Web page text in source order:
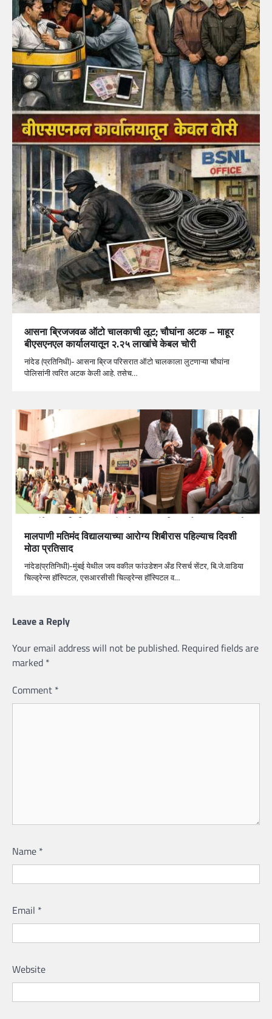
आसना ब्रिजजवळ ऑटो चालकाची लूट; चौघांना अटक – माहूर
बीएसएनएल कार्यालयातून २.२५ लाखांचे केबल चोरी
नांदेड (प्रतिनिधी)- आसना ब्रिज परिसरात ऑटो चालकाला लुटणाऱ्या चौघांना
पोलिसांनी त्वरित अटक केली आहे. तसेच…
मालपाणी मतिमंद विद्यालयाच्या आरोग्य शिबीरास पहिल्याच दिवशी
मोठा प्रतिसाद
नांदेड(प्रतिनिधी)-मुंबई येथील जय वकील फांउडेशन अँड रिसर्च सेंटर, बि.जे.वाडिया
चिल्ड्रेन्स हॉस्पिटल, एसआरसीसी चिल्ड्रेन्स हॉस्पिटल व…
Leave a Reply
Your email address will not be published. Required fields are
marked *
Comment *
Name *
Email *
Website